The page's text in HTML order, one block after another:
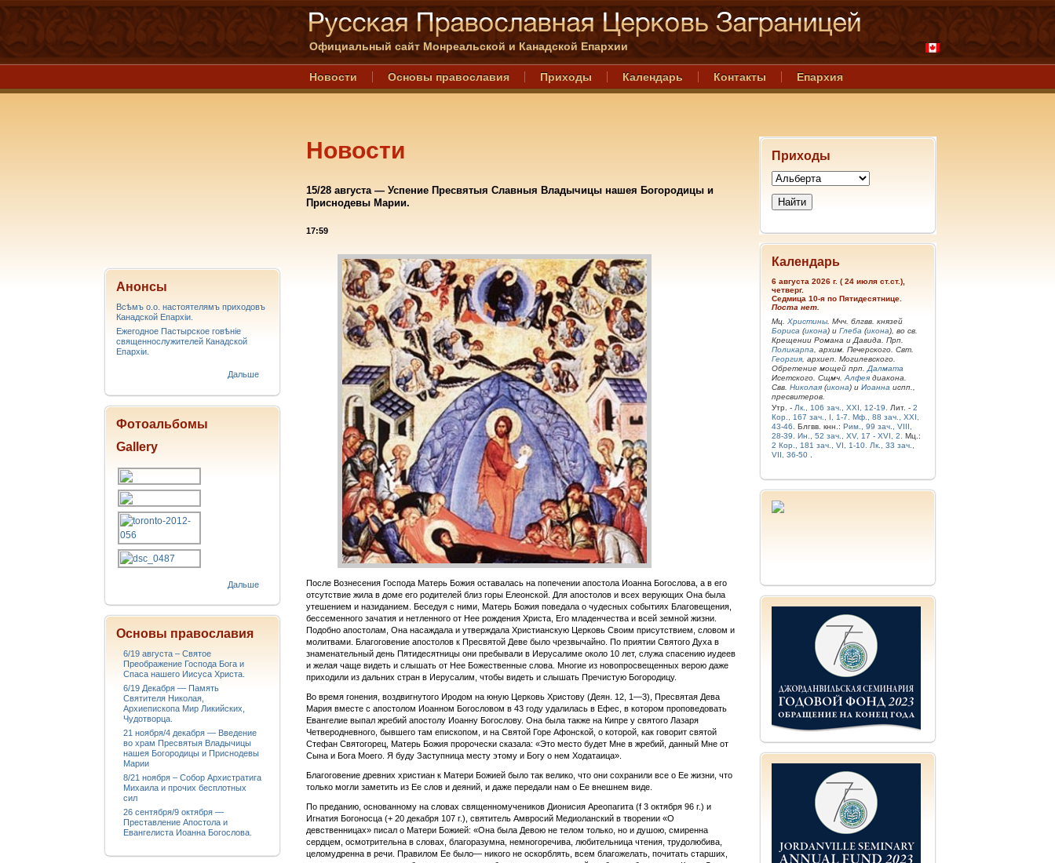
Официальный сайт Монреальской и Канадской Епархии
Новости Основы православия Приходы Календарь Контакты Епархия
Приходы
Календарь
6 августа 2026 г. ( 24 июля ст.ст.),
четверг.
Седмица 10-я по Пятидесятнице.
Поста нет.
Мц. Христины . Мчч. блгвв. князей
Бориса (икона) и Глеба (икона), во св.
Крещении Романа и Давида. Прп.
Поликарпа , архим. Печерского. Свт.
Георгия , архиеп. Могилевского.
Обретение мощей прп. Далмата
Исетского. Сщмч. Алфея диакона.
Свв. Николая (икона) и Иоанна испп.,
пресвитеров.
Утр. - Лк., 106 зач., XXI, 12-19. Лит. - 2
Кор., 167 зач., I, 1-7.
Мф., 88 зач., XXI,
43-46.
Блгвв. кнн.: Рим., 99 зач., VIII,
28-39.
Ин., 52 зач., XV, 17 - XVI, 2.
Мц.:
2 Кор., 181 зач., VI, 1-10.
Лк., 33 зач.,
VII, 36-50
Новости
15/28 августа — Успение Пресвятыя Славныя Владычицы нашея Богородицы и
Приснодевы Марии.
17:59
После Вознесения Господа Матерь Божия оставалась на попечении апостола Иоанна Богослова, а в его
отсутствие жила в доме его родителей близ горы Елеонской. Для апостолов и всех верующих Она была
утешением и назиданием. Беседуя с ними, Матерь Божия поведала о чудесных событиях Благовещения,
бессеменного зачатия и нетленного от Нее рождения Христа, Его младенчества и всей земной жизни.
Подобно апостолам, Она насаждала и утверждала Христианскую Церковь Своим присутствием, словом и
молитвами. Благоговение апостолов к Пресвятой Деве было чрезвычайно. По приятии Святого Духа в
знаменательный день Пятидесятницы они пребывали в Иерусалиме около 10 лет, служа спасению иудеев
и желая чаще видеть и слышать от Нее Божественные слова. Многие из новопросвещенных верою даже
приходили из дальних стран в Иерусалим, чтобы видеть и слышать Пречистую Богородицу.
Во время гонения, воздвигнутого Иродом на юную Церковь Христову (Деян. 12, 1—3), Пресвятая Дева
Мария вместе с апостолом Иоанном Богословом в 43 году удалилась в Ефес, в котором проповедовать
Евангелие выпал жребий апостолу Иоанну Богослову. Она была также на Кипре у святого Лазаря
Четверодневного, бывшего там епископом, и на Святой Горе Афонской, о которой, как говорит святой
Стефан Святогорец, Матерь Божия пророчески сказала: «Это место будет Мне в жребий, данный Мне от
Сына и Бога Моего. Я буду Заступница месту этому и Богу о нем Ходатаица».
Благоговение древних христиан к Матери Божией было так велико, что они сохранили все о Ее жизни, что
только могли заметить из Ее слов и деяний, и даже передали нам о Ее внешнем виде.
По преданию, основанному на словах священномучеников Дионисия Ареопагита (f 3 октября 96 г.) и
Игнатия Богоносца (+ 20 декабря 107 г.), святитель Амвросий Медиоланский в творении «О
девственницах» писал о Матери Божией: «Она была Девою не телом только, но и душою, смиренна
сердцем, осмотрительна в словах, благоразумна, немногоречива, любительница чтения, трудолюбива,
целомудренна в речи. Правилом Ее было— никого не оскорблять, всем благожелать, почитать старших,
Анонсы
Всѣмъ о.о. настоятелямъ приходовъ
Канадской Епархiи.
Ежегодное Пастырское говѣніе
священнослужителей Канадской
Епархіи.
Дальше
Фотоальбомы
Gallery
Дальше
Основы православия
6/19 августа – Святое
Преображение Господа Бога и
Спаса нашего Иисуса Христа.
6/19 Декабря — Память
Святителя Николая,
Архиепископа Мир Ликийских,
Чудотворца.
21 ноября/4 декабря — Введение
во храм Пресвятыя Владычицы
нашея Богородицы и Приснодевы
Марии
8/21 ноября – Собор Архистратига
Михаила и прочих бесплотных
сил
26 сентября/9 октября —
Преставление Апостола и
Евангелиста Иоанна Богослова.